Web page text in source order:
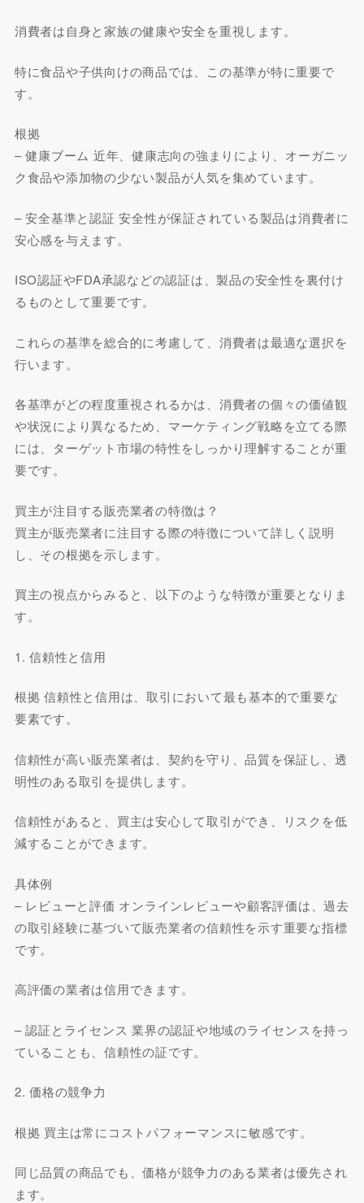
消費者は自身と家族の健康や安全を重視します。
特に食品や子供向けの商品では、この基準が特に重要で
す。
根拠
– 健康ブーム 近年、健康志向の強まりにより、オーガニッ
ク食品や添加物の少ない製品が人気を集めています。
– 安全基準と認証 安全性が保証されている製品は消費者に
安心感を与えます。
ISO認証やFDA承認などの認証は、製品の安全性を裏付け
るものとして重要です。
これらの基準を総合的に考慮して、消費者は最適な選択を
行います。
各基準がどの程度重視されるかは、消費者の個々の価値観
や状況により異なるため、マーケティング戦略を立てる際
には、ターゲット市場の特性をしっかり理解することが重
要です。
買主が注目する販売業者の特徴は？
買主が販売業者に注目する際の特徴について詳しく説明
し、その根拠を示します。
買主の視点からみると、以下のような特徴が重要となりま
す。
1. 信頼性と信用
根拠 信頼性と信用は、取引において最も基本的で重要な
要素です。
信頼性が高い販売業者は、契約を守り、品質を保証し、透
明性のある取引を提供します。
信頼性があると、買主は安心して取引ができ、リスクを低
減することができます。
具体例
– レビューと評価 オンラインレビューや顧客評価は、過去
の取引経験に基づいて販売業者の信頼性を示す重要な指標
です。
高評価の業者は信用できます。
– 認証とライセンス 業界の認証や地域のライセンスを持っ
ていることも、信頼性の証です。
2. 価格の競争力
根拠 買主は常にコストパフォーマンスに敏感です。
同じ品質の商品でも、価格が競争力のある業者は優先され
ます。